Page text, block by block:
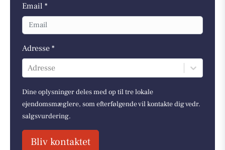
Email *
Adresse *
Adresse
Dine oplysninger deles med op til tre lokale
ejendomsmæglere, som efterfølgende vil kontakte dig vedr.
salgsvurdering.
Bliv kontaktet